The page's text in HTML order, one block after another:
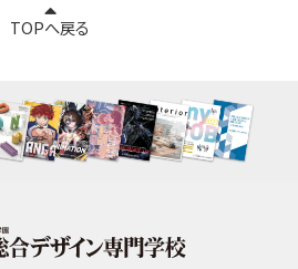
TOPへ戻る